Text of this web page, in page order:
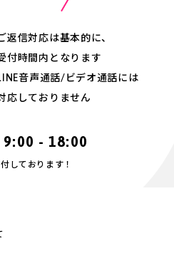
返信対応は基本的に、
付時間内となります
音声通話/ビデオ通話には
応しておりません
9:00 - 18:00
しております！